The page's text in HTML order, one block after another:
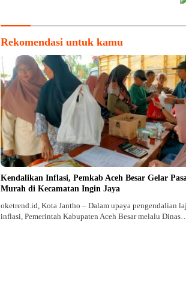
Rekomendasi untuk kamu
Kendalikan Inflasi, Pemkab Aceh Besar Gelar
Murah di Kecamatan Ingin Jaya
oketrend.id, Kota Jantho – Dalam upaya pengendalian
inflasi, Pemerintah Kabupaten Aceh Besar melalu Dinas…